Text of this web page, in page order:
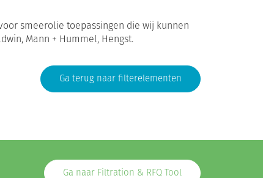
smeerolie toepassingen die wij kunnen
Mann + Hummel, Hengst.
Ga terug naar filterelementen
Ga naar Filtration & RFQ Tool